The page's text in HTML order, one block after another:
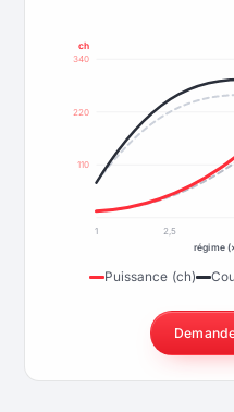
110
220
340
ch
1 2,5
régime
Puissance (ch)